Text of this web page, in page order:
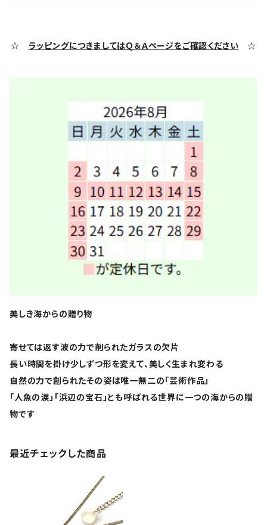
☆ ラッピングにつきましてはＱ＆Ａページをご確認ください ☆
美しき海からの贈り物
寄せては返す波の力で削られたガラスの欠片
長い時間を掛け少しずつ形を変えて、美しく生まれ変わる
自然の力で創られたその姿は唯一無二の「芸術作品」
「人魚の涙」「浜辺の宝石」とも呼ばれる世界に一つの海からの贈
物です
最近チェックした商品